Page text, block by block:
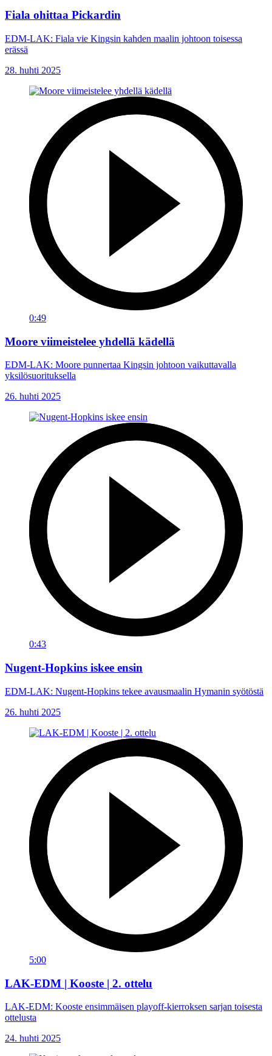
Fiala ohittaa Pickardin
EDM-LAK: Fiala vie Kingsin kahden maalin johtoon toisessa
erässä
28. huhti 2025
0:49
Moore viimeistelee yhdellä kädellä
EDM-LAK: Moore punnertaa Kingsin johtoon vaikuttavalla
yksilösuorituksella
26. huhti 2025
0:43
Nugent-Hopkins iskee ensin
EDM-LAK: Nugent-Hopkins tekee avausmaalin Hymanin syötöstä
26. huhti 2025
5:00
LAK-EDM | Kooste | 2. ottelu
LAK-EDM: Kooste ensimmäisen playoff-kierroksen sarjan toisesta
ottelusta
24. huhti 2025